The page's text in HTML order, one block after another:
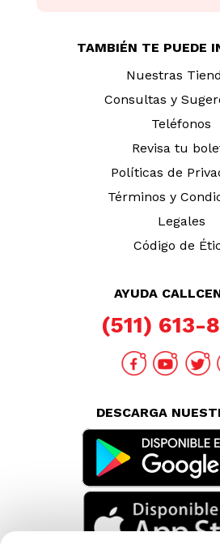
TAMBIÉN TE PUEDE
Nuestras
Consultas y
Teléfonos
Revisa tu
Políticas de
Términos y
Legales
Código de
AYUDA
(511) 613-
DESCARGA